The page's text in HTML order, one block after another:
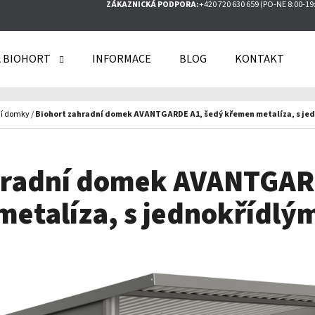
ZÁKAZNICKÁ PODPORA:+420 720 630 659 (PO-NE 8:00-
BIOHORT INFORMACE BLOG KONTAKT
domky/Biohort zahradní domek AVANTGARDE A1, šedý křemen metalíza, s
domek
s
DOPORUČUJEME